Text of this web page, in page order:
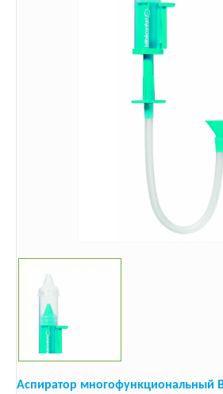
Аспиратор многофункциональный